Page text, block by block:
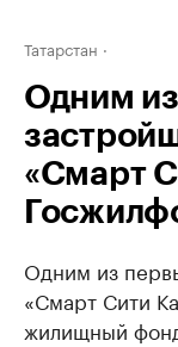
Татарстан
Одним
«Смарт
Одним из
«Смарт Сити
жилищный